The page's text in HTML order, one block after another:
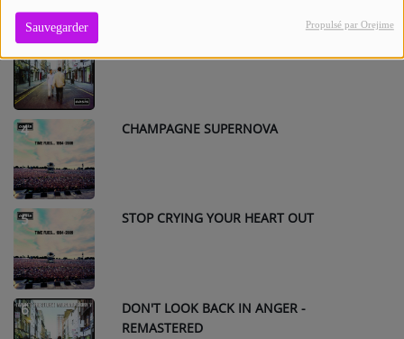
Sauvegarder Propulsé par Orejime
3
4 CHAMPAGNE SUPERNOVA
5 STOP CRYING YOUR HEART OUT
6
DON'T LOOK BACK IN ANGER -
REMASTERED